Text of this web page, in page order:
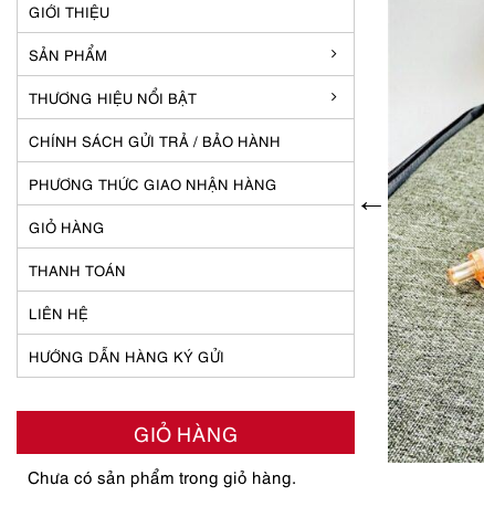
GIỚI THIỆU
SẢN PHẨM
THƯƠNG HIỆU NỔI BẬT
CHÍNH SÁCH GỬI TRẢ / BẢO HÀNH
PHƯƠNG THỨC GIAO NHẬN HÀNG
GIỎ HÀNG
THANH TOÁN
LIÊN HỆ
HƯỚNG DẪN HÀNG KÝ GỬI
GIỎ HÀNG
Chưa có sản phẩm trong giỏ hàng.